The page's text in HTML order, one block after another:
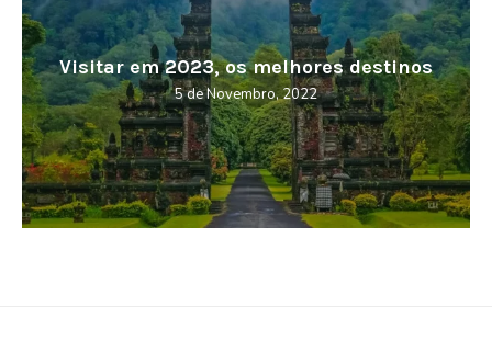
Visitar em 2023, os melhores destinos
5 de Novembro, 2022